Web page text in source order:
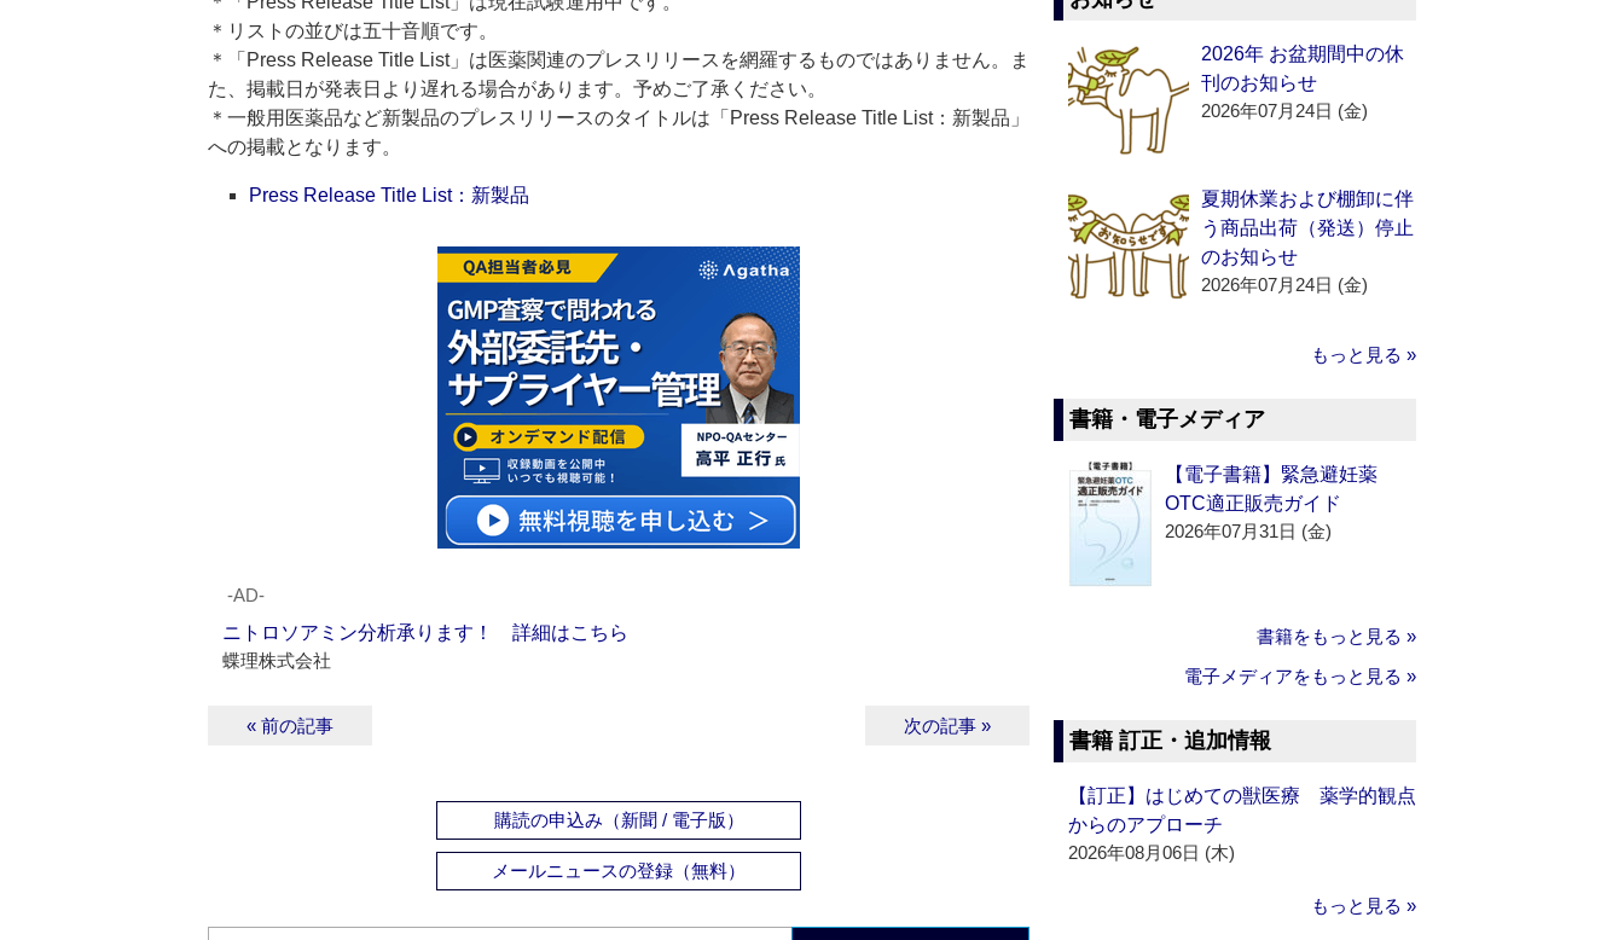
＊リストの並びは五十音順です。
＊「Press Release Title List」は医薬関連のプレスリリースを網羅するものではありません。ま
た、掲載日が発表日より遅れる場合があります。予めご了承ください。
＊一般用医薬品など新製品のプレスリリースのタイトルは「Press Release Title List：新製品」
への掲載となります。
Press Release Title List：新製品
‐AD‐
ニトロソアミン分析承ります！ 詳細はこちら
蝶理株式会社
« 前の記事 次の記事 »
購読の申込み（新聞 / 電子版）
メールニュースの登録（無料）
2026年 お盆期間中の休
刊のお知らせ
2026年07月24日 (金)
夏期休業および棚卸に伴
う商品出荷（発送）停止
のお知らせ
2026年07月24日 (金)
もっと見る »
書籍・電子メディア
【電子書籍】緊急避妊薬
OTC適正販売ガイド
2026年07月31日 (金)
書籍をもっと見る »
電子メディアをもっと見る »
書籍 訂正・追加情報
【訂正】はじめての獣医療 薬学的観点
からのアプローチ
2026年08月06日 (木)
もっと見る »